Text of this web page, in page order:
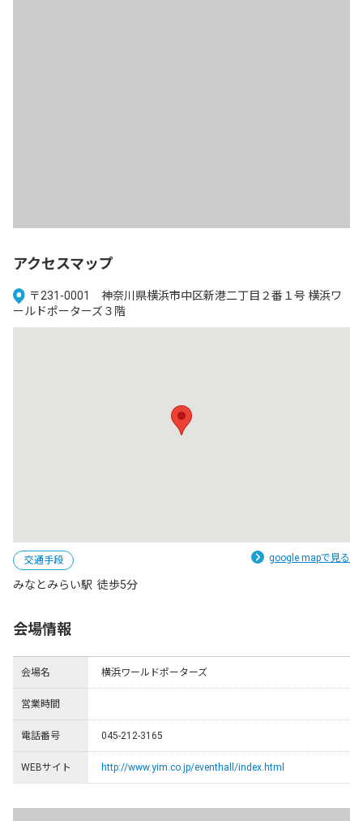
アクセスマップ
〒231-0001 神奈川県横浜市中区新港二丁目２番１号 横浜ワ
ールドポーターズ３階
google mapで見る
交通手段
みなとみらい駅  徒歩5分
会場情報
会場名 横浜ワールドポーターズ
営業時間
電話番号 045-212-3165
WEBサイト http://www.yim.co.jp/eventhall/index.html